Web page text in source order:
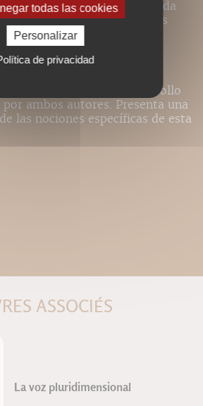
doctora en medicina y titulada
china. Cuenta con varios
muy completa,
de la
soma.
la enseñanza y del desarrollo
ambos autores. Presenta una
las nociones específicas de esta
ASSOCIÉS
La voz pluridimensional
todas las cookies
Personalizar
de privacidad